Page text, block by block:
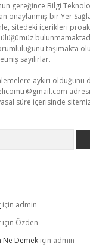
gereğince Bilgi
onaylanmış bir Yer
sitedeki içerikleri
taşımakta
sayılırlar.
aykırı olduğunu
süre içerisinde
için admin
için Özden
Ne Demek için admin